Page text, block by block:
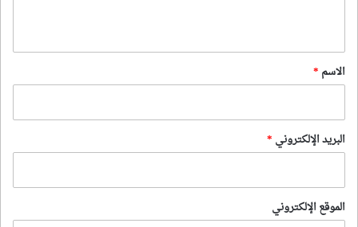
*
الاسم *
البريد الإلكتروني *
الموقع الإلكتروني